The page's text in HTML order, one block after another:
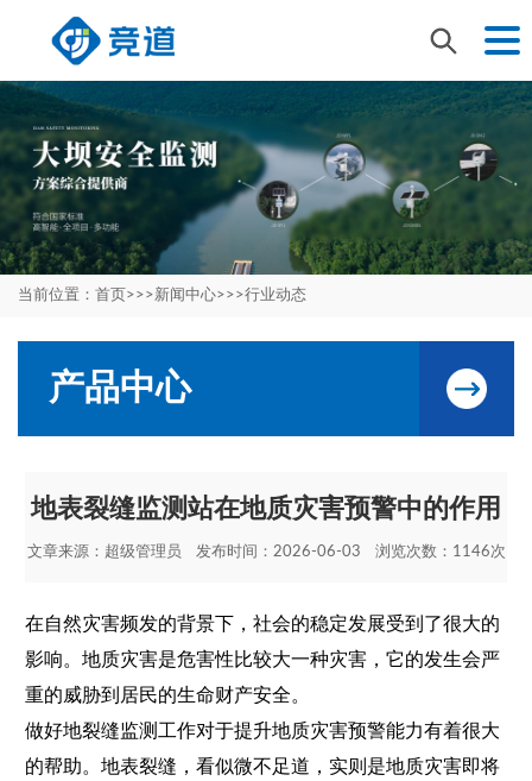
当前位置： 首页 >>>新闻中心>>>行业动态
产品中心
地表裂缝监测站在地质灾害预警中的作用
文章来源： 超级管理员 发布时间：2026-06-03 浏览次数：1146次
在自然灾害频发的背景下，社会的稳定发展受到了很大的
影响。地质灾害是危害性比较大一种灾害，它的发生会严
重的威胁到居民的生命财产安全。
做好地裂缝监测工作对于提升地质灾害预警能力有着很大
的帮助。地表裂缝，看似微不足道，实则是地质灾害即将